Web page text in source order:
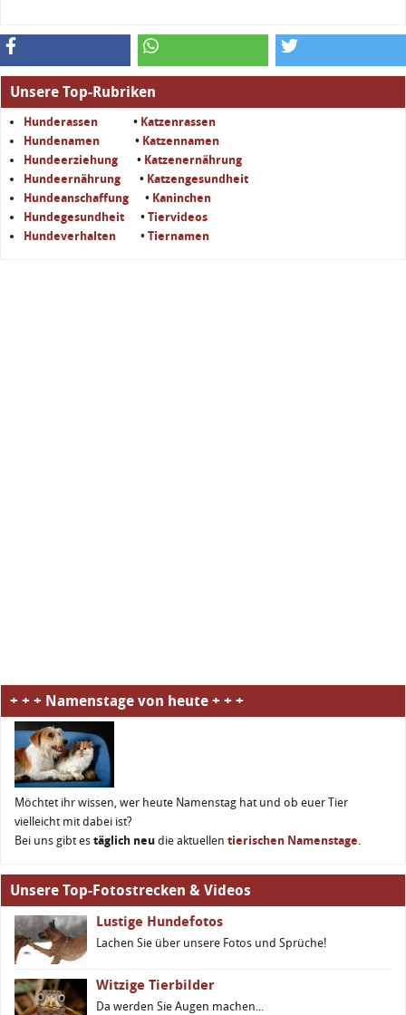
Unsere Top-Rubriken
Hunderassen • Katzenrassen
Hundenamen
• Katzennamen
Hundeerziehung • Katzenernährung
Hundeernährung • Katzengesundheit
Hundeanschaffung • Kaninchen
Hundegesundheit • Tiervideos
Hundeverhalten • Tiernamen
+ + + Namenstage von heute + + +
Möchtet ihr wissen, wer heute Namenstag hat und ob euer Tier
vielleicht mit dabei ist?
Bei uns gibt es täglich neu die aktuellen tierischen Namenstage.
Unsere Top-Fotostrecken & Videos
Lustige Hundefotos
Lachen Sie über unsere Fotos und Sprüche!
Witzige Tierbilder
Da werden Sie Augen machen...